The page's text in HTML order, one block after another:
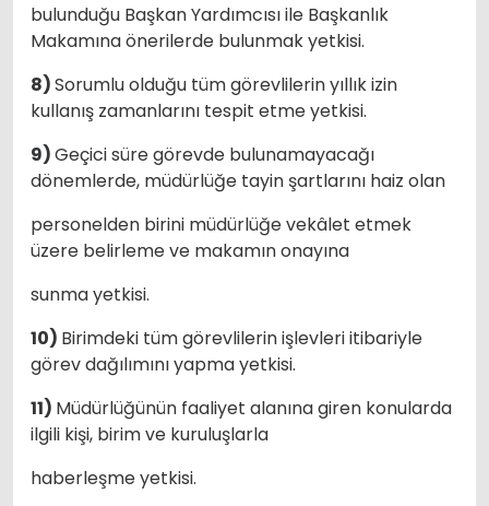
bulunduğu Başkan Yardımcısı ile Başkanlık
Makamına önerilerde bulunmak yetkisi.
8)Sorumlu olduğu tüm görevlilerin yıllık izin
kullanış zamanlarını tespit etme yetkisi.
9)Geçici süre görevde bulunamayacağı
dönemlerde, müdürlüğe tayin şartlarını haiz olan
personelden birini müdürlüğe vekâlet etmek
üzere belirleme ve makamın onayına
sunma yetkisi.
10) Birimdeki tüm görevlilerin işlevleri itibariyle
görev dağılımını yapma yetkisi.
11) Müdürlüğünün faaliyet alanına giren konularda
ilgili kişi, birim ve kuruluşlarla
haberleşme yetkisi.